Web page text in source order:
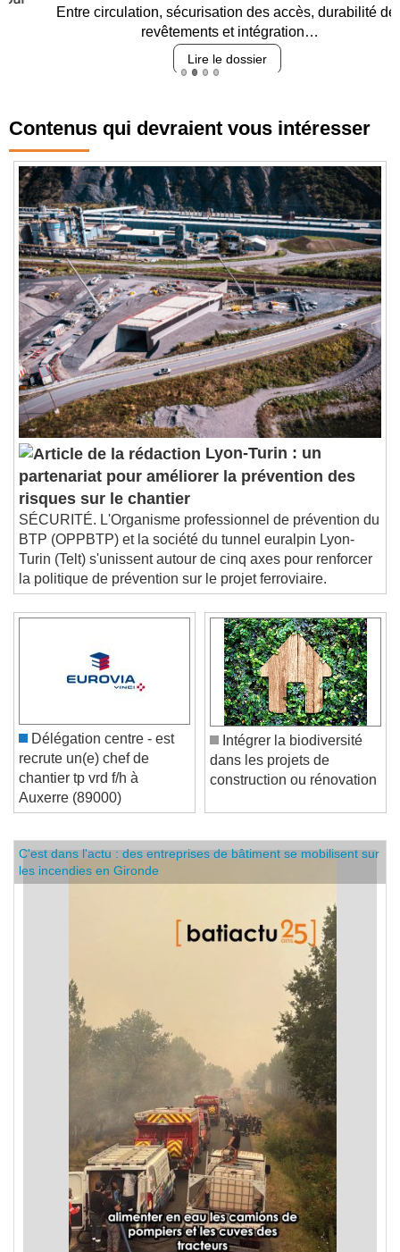
Entre circulation, sécurisation des accès, durabilité des
revêtements et intégration…
Lire le dossier
Contenus qui devraient vous intéresser
Lyon-Turin : un
partenariat pour améliorer la prévention des
risques sur le chantier
SÉCURITÉ. L'Organisme professionnel de prévention du
BTP (OPPBTP) et la société du tunnel euralpin Lyon-
Turin (Telt) s'unissent autour de cinq axes pour renforcer
la politique de prévention sur le projet ferroviaire.
Délégation centre - est
recrute un(e) chef de
chantier tp vrd f/h à
Auxerre (89000)
Intégrer la biodiversité
dans les projets de
C'est dans l'actu : des entreprises de bâtiment se mobilisent sur
les incendies en Gironde